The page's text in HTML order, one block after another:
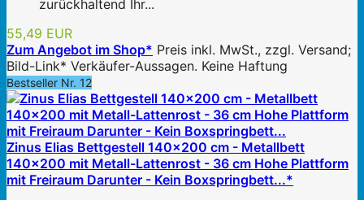
zurückhaltend Ihr...
55,49 EUR
Zum Angebot im Shop* Preis inkl. MwSt., zzgl. Versand;
Bild-Link* Verkäufer-Aussagen. Keine Haftung
Bestseller Nr. 12
Zinus Elias Bettgestell 140x200 cm - Metallbett
140x200 mit Metall-Lattenrost - 36 cm Hohe Plattform
mit Freiraum Darunter - Kein Boxspringbett...*